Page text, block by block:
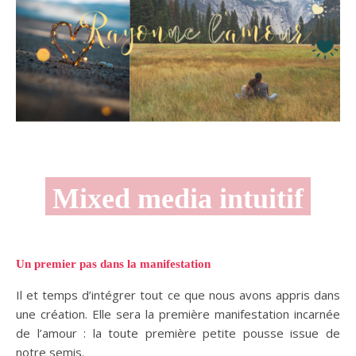
Mixed media intuitif
Un premier pas dans la manifestation
Il et temps d’intégrer tout ce que nous avons appris dans
une création. Elle sera la première manifestation incarnée
de l’amour : la toute première petite pousse issue de
notre semis.